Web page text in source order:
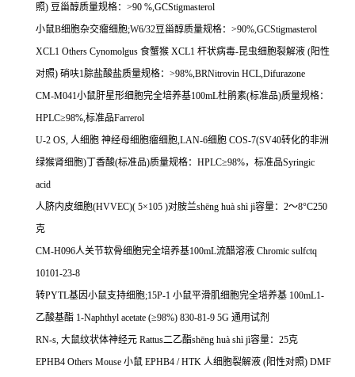
照) 豆甾醇质量规格： >90 %,GCStigmasterol
小鼠B细胞杂交瘤细胞;W6/32豆甾醇质量规格： >90%,GCStigmasterol
XCL1 Others Cynomolgus 食蟹猴 XCL1 杆状病毒-昆虫细胞裂解液 (阳性
对照) 硝呋1腙盐酸盐质量规格： >98%,BRNitrovin HCL,Difurazone
CM-M041小鼠肝星形细胞完全培养基100mL杜鹃素(标准品)质量规格：
HPLC≥98%,标准品Farrerol
U-2 OS, 人细胞 神经母细胞瘤细胞,LAN-6细胞 COS-7(SV40转化的非洲
绿猴肾细胞) 丁香酸(标准品)质量规格： HPLC≥98%，标准品Syringic
acid
人脐内皮细胞(HVVEC)( 5×105 )对胺兰shēng huà shì jì容量： 2～8°C250
克
CM-H096人关节软骨细胞完全培养基100mL流醋溶液 Chromic sulfctq
10101-23-8
转PYTL基因小鼠支持细胞;15P-1 小鼠平滑肌细胞完全培养基 100mL1-
乙酸基酯 1-Naphthyl acetate (≥98%) 830-81-9 5G 通用试剂
RN-s, 大鼠纹状体神经元 Rattus二乙酯shēng huà shì jì容量： 25克
EPHB4 Others Mouse 小鼠 EPHB4 / HTK 人细胞裂解液 (阳性对照) DMF